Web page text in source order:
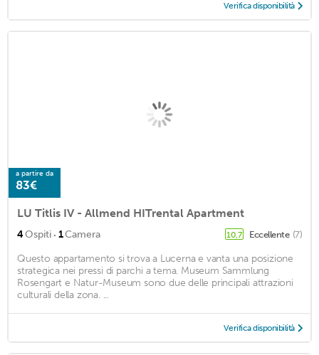
Verifica disponibilità
a partire da
83€
LU Titlis IV - Allmend HITrental Apartment
4Ospiti · 1Camera 10,7 Eccellente (7)
Questo appartamento si trova a Lucerna e vanta una posizione
strategica nei pressi di parchi a tema. Museum Sammlung
Rosengart e Natur-Museum sono due delle principali attrazioni
culturali della zona. ...
Verifica disponibilità